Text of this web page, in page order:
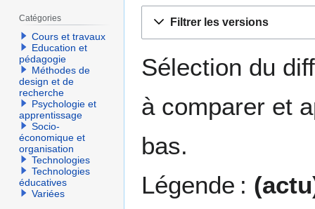
navigation
recherche
Filtrer les versions
Sélection du
à comparer et
bas.
Légende :
Catégories
Cours et travaux
Education et
pédagogie
Méthodes de
design et de
recherche
Psychologie et
apprentissage
Socio-
économique et
organisation
Technologies
Technologies
éducatives
Variées